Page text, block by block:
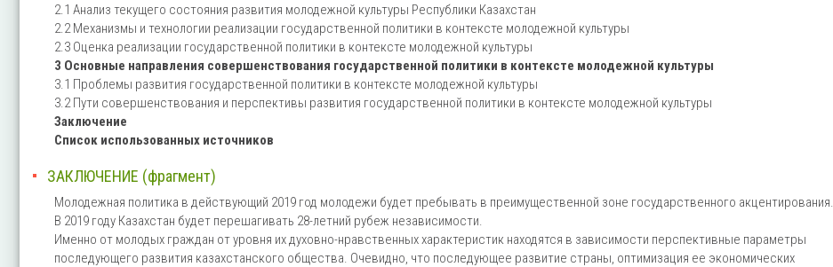
2.1 Анализ текущего состояния развития молодежной культуры Республики Казахстан
2.2 Механизмы и технологии реализации государственной политики в контексте молодежной культуры
2.3 Оценка реализации государственной политики в контексте молодежной культуры
3 Основные направления совершенствования государственной политики в контексте молодежной культуры
3.1 Проблемы развития государственной политики в контексте молодежной культуры
3.2 Пути совершенствования и перспективы развития государственной политики в контексте молодежной культуры
Заключение
Список использованных источников
ЗАКЛЮЧЕНИЕ (фрагмент)
Молодежная политика в действующий 2019 год молодежи будет пребывать в преимущественной зоне государственного акцентирования.
В 2019 году Казахстан будет перешагивать 28-летний рубеж независимости.
Именно от молодых граждан от уровня их духовно-нравственных характеристик находятся в зависимости перспективные параметры
последующего развития казахстанского общества. Очевидно, что последующее развитие страны, оптимизация ее экономических